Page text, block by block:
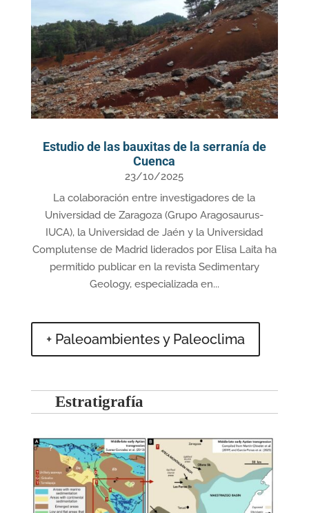
Estudio de las bauxitas de la serranía de
Cuenca
23/10/2025
La colaboración entre investigadores de la
Universidad de Zaragoza (Grupo Aragosaurus-
IUCA), la Universidad de Jaén y la Universidad
Complutense de Madrid liderados por Elisa Laita ha
permitido publicar en la revista Sedimentary
Geology, especializada en...
+ Paleoambientes y Paleoclima
Estratigrafía